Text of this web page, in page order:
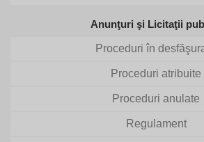
Anunţuri şi Licitaţii
Proceduri în
Proceduri atribuite
Proceduri anulate
Regulament